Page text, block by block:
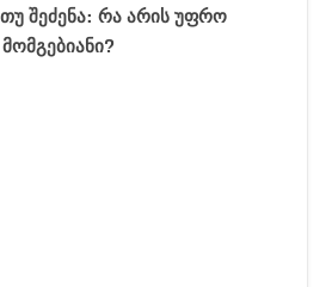
თუ შეძენა: რა არის უფრო
მომგებიანი?